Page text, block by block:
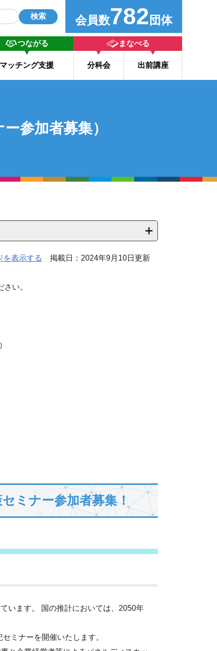
検索 会員数782 団体
つながる
マッチング支援
まなべる
分科会 出前講座
参加者募集）
を表示する 掲載日：2024年9月10日更新
い。
ミナー参加者募集！
います。 国の推計においては、2050年
ミナーを開催いたします。